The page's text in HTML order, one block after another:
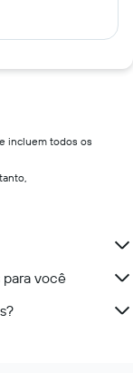
incluem todos os
você